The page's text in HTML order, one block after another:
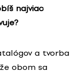
najviac
a tvorba
obom sa